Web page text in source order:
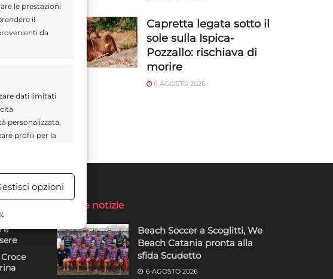
le prestazioni
il
da
dati limitati
personalizzata,
profili per la
Sempre attivo
i
opzioni
Capretta legata sotto il
sole sulla Ispica-
Pozzallo: rischiava di
morire
6 AGOSTO 2026
e
Ultime notizie
Beach Soccer a Scoglitti, We
Beach Catania pronta alla
sfida Scudetto
6 AGOSTO 2026